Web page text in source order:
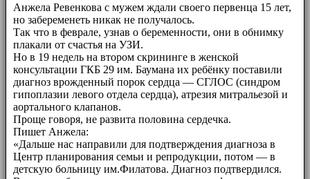
Анжела Ревенкова с мужем ждали своего первенца 15 лет,
но забеременеть никак не получалось.
Так что в феврале, узнав о беременности, они в обнимку
плакали от счастья на УЗИ.
Но в 19 недель на втором скрининге в женской
консультации ГКБ 29 им. Баумана их ребёнку поставили
диагноз врожденный порок сердца — СГЛОС (синдром
гипоплазии левого отдела сердца), атрезия митральезой и
аортального клапанов.
Проще говоря, не развита половина сердечка.
Пишет Анжела:
«Дальше нас направили для подтверждения диагноза в
Центр планирования семьи и репродукции, потом — в
детскую больницу им.Филатова. Диагноз подтвердился.